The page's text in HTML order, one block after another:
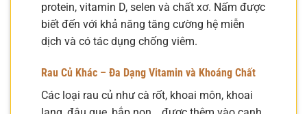
protein, vitamin D, selen và chất xơ. Nấm được
biết đến với khả năng tăng cường hệ miễn
dịch và có tác dụng chống viêm.
Rau Củ Khác – Đa Dạng Vitamin và Khoáng Chất
Các loại rau củ như cà rốt, khoai môn, khoai